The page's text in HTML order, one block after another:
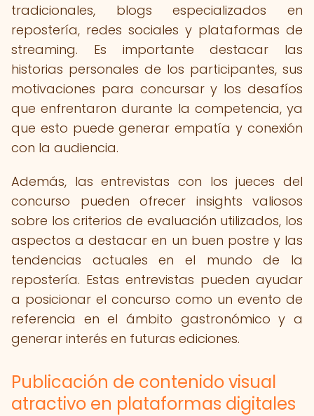
tradicionales, blogs especializados en
repostería, redes sociales y plataformas de
streaming. Es importante destacar las
historias personales de los participantes, sus
motivaciones para concursar y los desafíos
que enfrentaron durante la competencia, ya
que esto puede generar empatía y conexión
con la audiencia.
Además, las entrevistas con los jueces del
concurso pueden ofrecer insights valiosos
sobre los criterios de evaluación utilizados, los
aspectos a destacar en un buen postre y las
tendencias actuales en el mundo de la
repostería. Estas entrevistas pueden ayudar
a posicionar el concurso como un evento de
referencia en el ámbito gastronómico y a
generar interés en futuras ediciones.
Publicación de contenido visual
atractivo en plataformas digitales